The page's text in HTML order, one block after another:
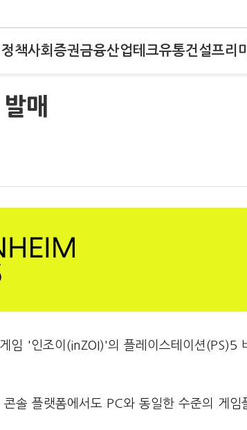
정책사회 증권금융산업테크유통건설프리
매
임 '인조이(inZOI)'의 플레이스테이션(PS)5
솔 플랫폼에서도 PC와 동일한 수준의 게임